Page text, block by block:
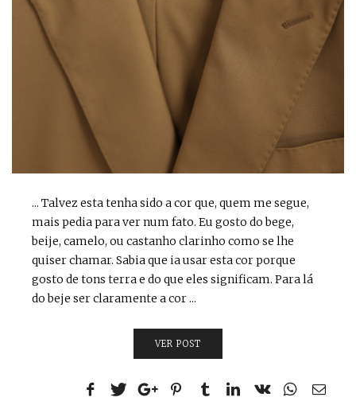
... Talvez esta tenha sido a cor que, quem me segue,
mais pedia para ver num fato. Eu gosto do bege,
beije, camelo, ou castanho clarinho como se lhe
quiser chamar. Sabia que ia usar esta cor porque
gosto de tons terra e do que eles significam. Para lá
do beje ser claramente a cor ...
VER POST